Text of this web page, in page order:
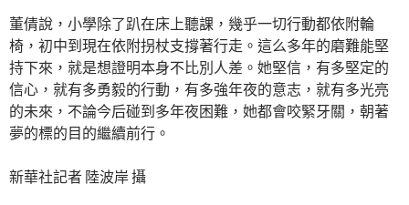
董倩說，小學除了趴在床上聽課，幾乎一切行動都依附輪
椅，初中到現在依附拐杖支撐著行走。這么多年的磨難能堅
持下來，就是想證明本身不比別人差。她堅信，有多堅定的
信心，就有多勇毅的行動，有多強年夜的意志，就有多光亮
的未來，不論今后碰到多年夜困難，她都會咬緊牙關，朝著
夢的標的目的繼續前行。
新華社記者 陸波岸 攝